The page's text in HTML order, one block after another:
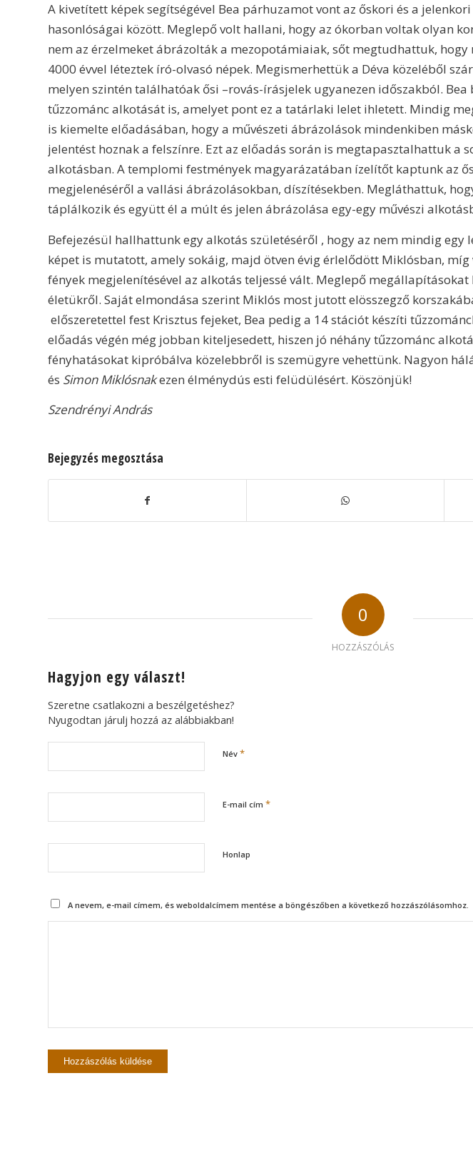
A kivetített képek segítségével Bea párhuzamot vont az őskori és a
hasonlóságai között. Meglepő volt hallani, hogy az ókorban voltak olyan
nem az érzelmeket ábrázolták a mezopotámiaiak, sőt megtudhattuk, hogy
4000 évvel léteztek író-olvasó népek. Megismerhettük a Déva közeléből
melyen szintén találhatóak ősi –rovás-írásjelek ugyanezen időszakból.
tűzzománc alkotását is, amelyet pont ez a tatárlaki lelet ihletett. Mindig
is kiemelte előadásában, hogy a művészeti ábrázolások mindenkiben
jelentést hoznak a felszínre. Ezt az előadás során is megtapasztalhattuk a
alkotásban. A templomi festmények magyarázatában ízelítőt kaptunk az
megjelenéséről a vallási ábrázolásokban, díszítésekben. Megláthattuk,
táplálkozik és együtt él a múlt és jelen ábrázolása egy-egy művészi
Befejezésül hallhattunk egy alkotás születéséről , hogy az nem mindig egy
képet is mutatott, amely sokáig, majd ötven évig érlelődött Miklósban, míg
fények megjelenítésével az alkotás teljessé vált. Meglepő
életükről. Saját elmondása szerint Miklós most jutott elösszegző
előszeretettel fest Krisztus fejeket, Bea pedig a 14 stációt készíti
előadás végén még jobban kiteljesedett, hiszen jó néhány tűzzománc
fényhatásokat kipróbálva közelebbről is szemügyre vehettünk. Nagyon
és Simon Miklósnakezen élménydús esti felüdülésért. Köszönjük!
Szendrényi András
Bejegyzés megosztása
0
HOZZÁSZÓLÁS
Hagyjon egy választ!
Szeretne csatlakozni a beszélgetéshez?
Nyugodtan járulj hozzá az alábbiakban!
Név *
E-mail cím *
Honlap
A nevem, e-mail címem, és weboldalcímem mentése a böngészőben a következő hozzászólásomhoz.